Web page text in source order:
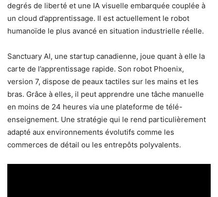
degrés de liberté et une IA visuelle embarquée couplée à
un cloud d’apprentissage. Il est actuellement le robot
humanoïde le plus avancé en situation industrielle réelle.
Sanctuary AI, une startup canadienne, joue quant à elle la
carte de l’apprentissage rapide. Son robot Phoenix,
version 7, dispose de peaux tactiles sur les mains et les
bras. Grâce à elles, il peut apprendre une tâche manuelle
en moins de 24 heures via une plateforme de télé-
enseignement. Une stratégie qui le rend particulièrement
adapté aux environnements évolutifs comme les
commerces de détail ou les entrepôts polyvalents.